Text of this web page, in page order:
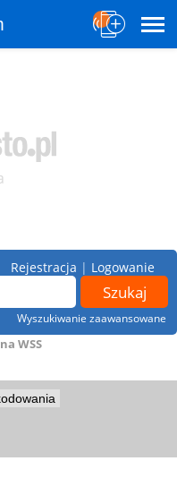
Wyszukiwanie zaawansowane
Rejestracja | Logowanie
WSS